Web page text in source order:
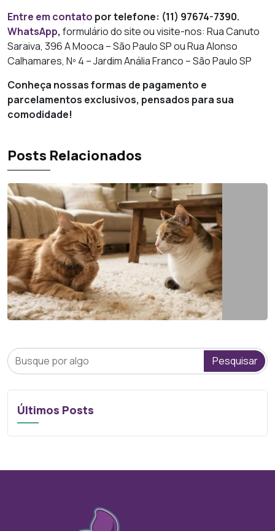
Entre em contato por telefone: (11) 97674-7390.
WhatsApp, formulário do site ou visite-nos: Rua Canuto
Saraiva, 396 A Mooca – São Paulo SP ou Rua Alonso
Calhamares, Nº 4 – Jardim Anália Franco – São Paulo SP
Conheça nossas formas de pagamento e
parcelamentos exclusivos, pensados para sua
comodidade!
Posts Relacionados
Pesquisar
Últimos Posts